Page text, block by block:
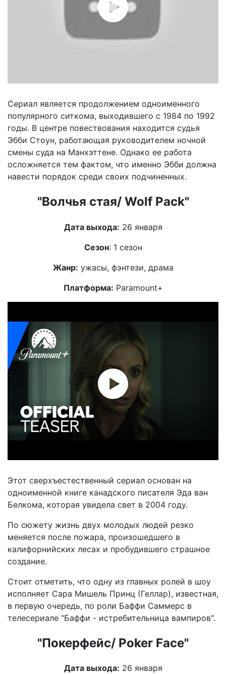
Сериал является продолжением одноименного
популярного ситкома, выходившего с 1984 по 1992
годы. В центре повествования находится судья
Эбби Стоун, работающая руководителем ночной
смены суда на Манхэттене. Однако ее работа
осложняется тем фактом, что именно Эбби должна
навести порядок среди своих подчиненных.
"Волчья стая/ Wolf Pack"
Дата выхода: 26 января
Сезон: 1 сезон
Жанр: ужасы, фэнтези, драма
Платформа: Paramount+
Этот сверхъестественный сериал основан на
одноименной книге канадского писателя Эда ван
Белкома, которая увидела свет в 2004 году.
По сюжету жизнь двух молодых людей резко
меняется после пожара, произошедшего в
калифорнийских лесах и пробудившего страшное
создание.
Стоит отметить, что одну из главных ролей в шоу
исполняет Сара Мишель Принц (Геллар), известная,
в первую очередь, по роли Баффи Саммерс в
телесериале "Баффи - истребительница вампиров".
"Покерфейс/ Poker Face"
Дата выхода: 26 января